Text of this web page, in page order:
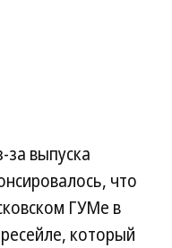
за выпуска
что
ГУМе в
который